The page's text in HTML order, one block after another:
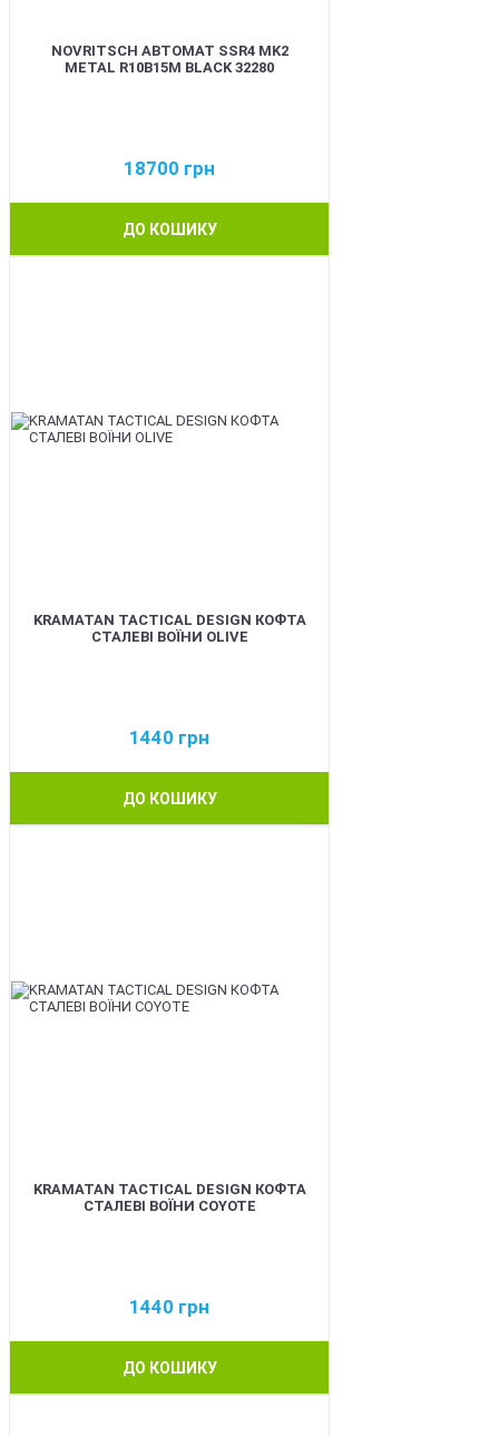
NOVRITSCH АВТОМАТ SSR4 MK2
METAL R10B15M BLACK 32280
18700 грн
ДО КОШИКУ
KRAMATAN TACTICAL DESIGN КОФТА
СТАЛЕВІ ВОЇНИ OLIVE
1440 грн
ДО КОШИКУ
KRAMATAN TACTICAL DESIGN КОФТА
СТАЛЕВІ ВОЇНИ COYOTE
1440 грн
ДО КОШИКУ